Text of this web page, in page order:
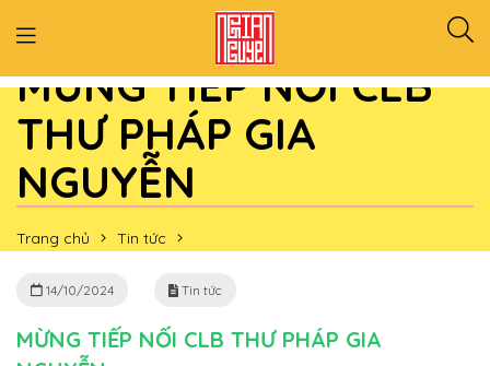
MỪNG TIẾP NỐI CLB
THƯ PHÁP GIA
NGUYỄN
Trang chủ Tin tức
MỪNG TIẾP NỐI CLB THƯ PHÁP GIA NGUYỄN
14/10/2024 Tin tức
MỪNG TIẾP NỐI CLB THƯ PHÁP GIA